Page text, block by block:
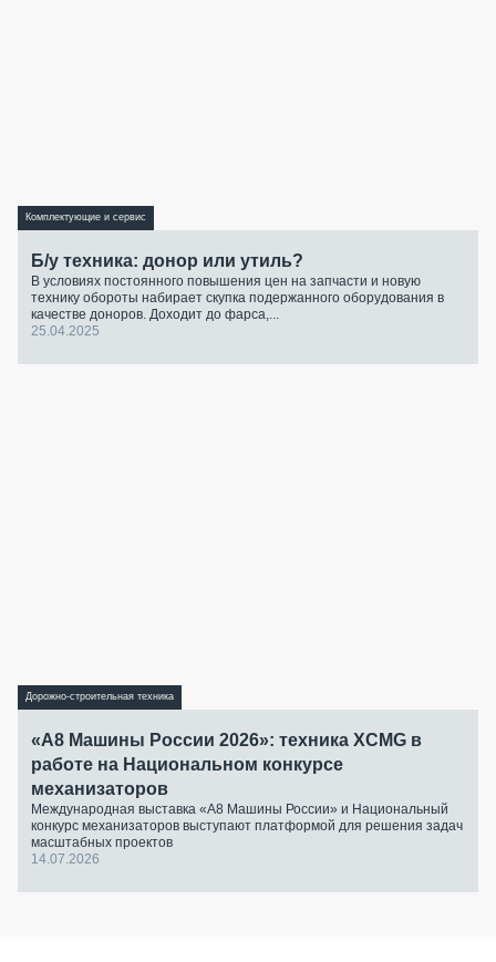
Комплектующие и сервис
Б/у техника: донор или утиль?
В условиях постоянного повышения цен на запчасти и новую
технику обороты набирает скупка подержанного оборудования в
качестве доноров. Доходит до фарса,...
25.04.2025
Дорожно-строительная техника
«А8 Машины России 2026»: техника XCMG в
работе на Национальном конкурсе
механизаторов
Международная выставка «А8 Машины России» и Национальный
конкурс механизаторов выступают платформой для решения задач
масштабных проектов
14.07.2026